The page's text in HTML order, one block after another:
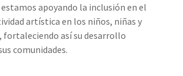
apoyando la inclusión en el
artística en los niños, niñas y
fortaleciendo así su desarrollo
comunidades.